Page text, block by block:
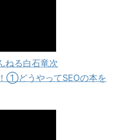
ねる白石竜次
①どうやってSEOの本を